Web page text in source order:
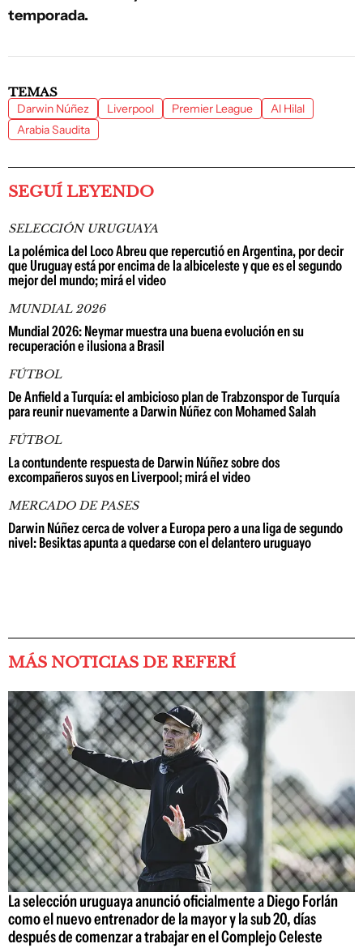
temporada.
TEMAS
Darwin Núñez Liverpool Premier League
Al Hilal
Arabia Saudita
SEGUÍ LEYENDO
SELECCIÓN URUGUAYA
La polémica del Loco Abreu que repercutió en Argentina, por decir
que Uruguay está por encima de la albiceleste y que es el segundo
mejor del mundo; mirá el video
MUNDIAL 2026
Mundial 2026: Neymar muestra una buena evolución en su
recuperación e ilusiona a Brasil
FÚTBOL
De Anfield a Turquía: el ambicioso plan de Trabzonspor de Turquía
para reunir nuevamente a Darwin Núñez con Mohamed Salah
FÚTBOL
La contundente respuesta de Darwin Núñez sobre dos
excompañeros suyos en Liverpool; mirá el video
MERCADO DE PASES
Darwin Núñez cerca de volver a Europa pero a una liga de segundo
nivel: Besiktas apunta a quedarse con el delantero uruguayo
MÁS NOTICIAS DE REFERÍ
La selección uruguaya anunció oficialmente a Diego Forlán
como el nuevo entrenador de la mayor y la sub 20, días
después de comenzar a trabajar en el Complejo Celeste